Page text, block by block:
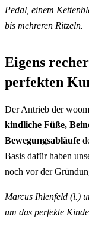
Pedal, einem
bis mehreren Ritzeln.
Eigens
perfekten
Der Antrieb der
kindliche Füße,
Bewegungsabläufe
Basis dafür haben
noch vor der
Marcus Ihlenfeld (l.)
um das perfekte